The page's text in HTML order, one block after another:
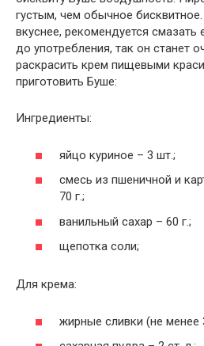
густым, чем обычное
вкуснее, рекомендуется смазать
до употребления, так он станет
раскрасить крем пищевыми
приготовить Буше:
Ингредиенты:
яйцо куриное – 3 шт.;
смесь из пшеничной и
70 г.;
ванильный сахар – 60 г.;
щепотка соли;
Для крема:
жирные сливки (не менее